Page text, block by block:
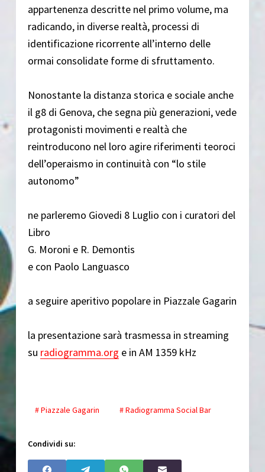
appartenenza descritte nel primo volume, ma
radicando, in diverse realtà, processi di
identificazione ricorrente all’interno delle
ormai consolidate forme di sfruttamento.
Nonostante la distanza storica e sociale anche
il g8 di Genova, che segna più generazioni, vede
protagonisti movimenti e realtà che
reintroducono nel loro agire riferimenti teoroci
dell’operaismo in continuità con “lo stile
autonomo”
ne parleremo Giovedi 8 Luglio con i curatori del
Libro
G. Moroni e R. Demontis
e con Paolo Languasco
a seguire aperitivo popolare in Piazzale Gagarin
la presentazione sarà trasmessa in streaming
su radiogramma.org e in AM 1359 kHz
# Piazzale Gagarin # Radiogramma Social Bar
Condividi su: